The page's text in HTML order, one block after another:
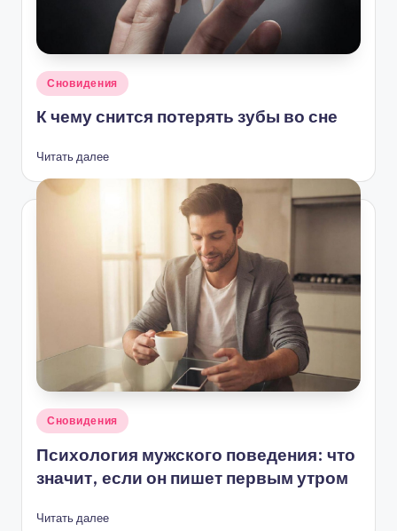
Опубликовано
Сновидения
К чему снится потерять зубы во сне
Читать далее
Опубликовано
Сновидения
Психология мужского поведения: что
значит, если он пишет первым утром
Читать далее